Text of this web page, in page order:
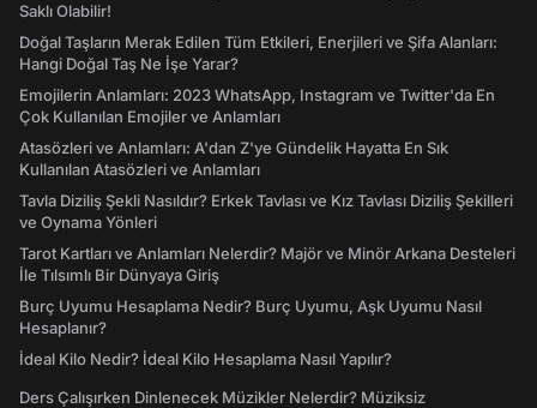
Saklı Olabilir!
Doğal Taşların Merak Edilen Tüm Etkileri, Enerjileri ve Şifa Alanları:
Hangi Doğal Taş Ne İşe Yarar?
Emojilerin Anlamları: 2023 WhatsApp, Instagram ve Twitter'da En
Çok Kullanılan Emojiler ve Anlamları
Atasözleri ve Anlamları: A'dan Z'ye Gündelik Hayatta En Sık
Kullanılan Atasözleri ve Anlamları
Tavla Diziliş Şekli Nasıldır? Erkek Tavlası ve Kız Tavlası Diziliş Şekilleri
ve Oynama Yönleri
Tarot Kartları ve Anlamları Nelerdir? Majör ve Minör Arkana Desteleri
İle Tılsımlı Bir Dünyaya Giriş
Burç Uyumu Hesaplama Nedir? Burç Uyumu, Aşk Uyumu Nasıl
Hesaplanır?
İdeal Kilo Nedir? İdeal Kilo Hesaplama Nasıl Yapılır?
Ders Çalışırken Dinlenecek Müzikler Nelerdir? Müziksiz